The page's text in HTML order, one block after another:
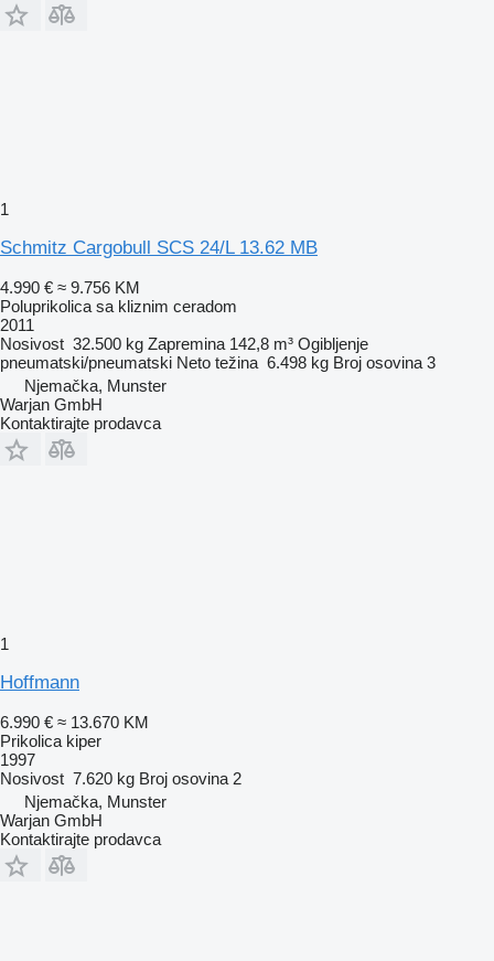
1
Schmitz Cargobull SCS 24/L 13.62 MB
4.990 € ≈ 9.756 KM
Poluprikolica sa kliznim ceradom
2011
Nosivost 32.500 kg Zapremina 142,8 m³ Ogibljenje
pneumatski/pneumatski Neto težina 6.498 kg Broj osovina 3
Njemačka, Munster
Warjan GmbH
Kontaktirajte prodavca
1
Hoffmann
6.990 € ≈ 13.670 KM
Prikolica kiper
1997
Nosivost 7.620 kg Broj osovina 2
Njemačka, Munster
Warjan GmbH
Kontaktirajte prodavca